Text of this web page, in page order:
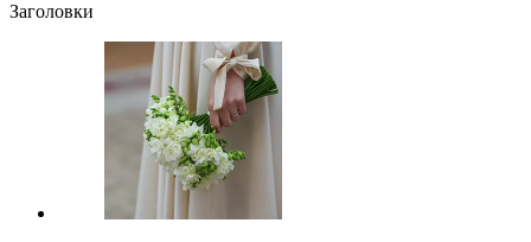
Заголовки